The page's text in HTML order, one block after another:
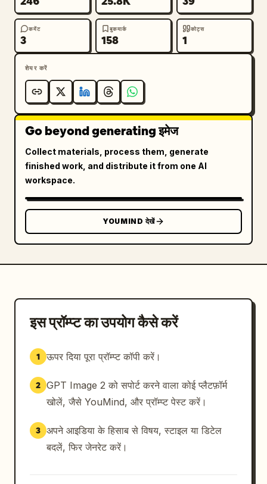
कमेंट
3
बुकमार्क
158
कोट्स
1
शेयर करें
Go beyond generating इमेज
Collect materials, process them, generate
finished work, and distribute it from one AI
workspace.
YOUMIND देखें
इस प्रॉम्प्ट का उपयोग कैसे करें
1 ऊपर दिया पूरा प्रॉम्प्ट कॉपी करें।
2 GPT Image 2 को सपोर्ट करने वाला कोई प्लैटफ़ॉर्म
खोलें, जैसे YouMind, और प्रॉम्प्ट पेस्ट करें।
3 अपने आइडिया के हिसाब से विषय, स्टाइल या डिटेल
बदलें, फिर जेनरेट करें।